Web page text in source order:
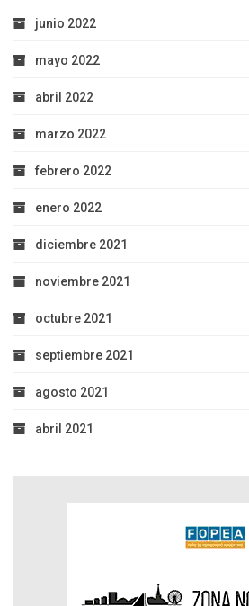
junio 2022
mayo 2022
abril 2022
marzo 2022
febrero 2022
enero 2022
diciembre 2021
noviembre 2021
octubre 2021
septiembre 2021
agosto 2021
abril 2021